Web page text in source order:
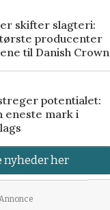
skifter slagteri:
producenter
til Danish Crown
potentialet:
eneste mark i
nyheder her
Annonce